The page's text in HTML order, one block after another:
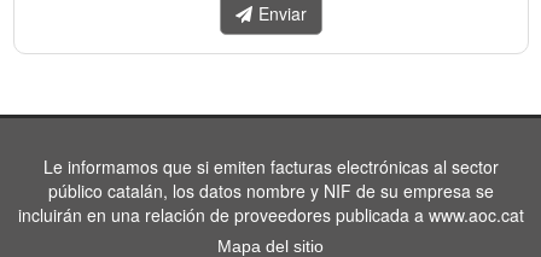
Enviar
Le informamos que si emiten facturas electrónicas al sector
público catalán, los datos nombre y NIF de su empresa se
incluirán en una relación de proveedores publicada a www.aoc.cat
Mapa del sitio